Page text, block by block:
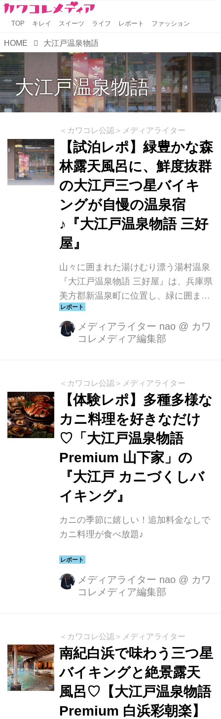
TOP キレイ スイーツ ライフ レポート ファッション
HOME 大江戸温泉物語
大江戸温泉物語
＜カワコレ公認＞メディアライター
【試泊レポ】緑豊かな森
林露天風呂に、鮮度抜群
の大江戸三つ星バイキ
ングが自慢の温泉宿
♪『大江戸温泉物語 三好
屋』
山々に囲まれた湯けむり漂う湯村温泉
『大江戸温泉物語 三好屋』は、兵庫県
美方郡新温泉町に位置し、緑に囲まれ
た自然溢れる露天風呂と、大江戸温泉
物語グループ自慢のバイキングがさら
にパワーアップした、グループで最も
伺いさせていただきましたので早速レ
ポートさせていただきたいと思いま
す！ まず、東京から『大江戸温泉物語
三好屋』までのアクセスは空路に陸
路、いくつか選択肢があるのですが、
今回私は陸路を選択しました。（運行
日限定で、京都駅・新大阪駅から『大
江戸温泉物語 三好屋』の直行往復バス
もあるのだそう！） ▼直行往復バスを
メディアライター nao @ カワ
コレメディア編集部
＜カワコレ公認＞メディアライター
【体験レポ】多種多様な
カニ料理を好きなだけ
♡「大江戸温泉物語
Premium 山下家」の
『大江戸 カニづくしバ
イキング』
カニの季節に嬉しい！追加料金なしで
カニ料理が食べ放題♪
メディアライター nao @ カワ
コレメディア編集部
＜カワコレ公認＞メディアライター
南紀白浜で味わう三つ星
バイキングと絶景露天
風呂♡【大江戸温泉物語
Premium 白浜彩朝楽】